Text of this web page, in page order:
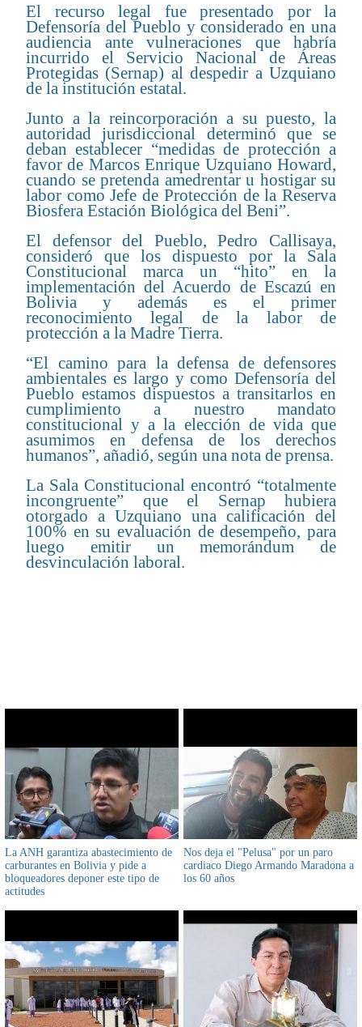
El recurso legal fue presentado por la
Defensoría del Pueblo y considerado en una
audiencia ante vulneraciones que habría
incurrido el Servicio Nacional de Áreas
Protegidas (Sernap) al despedir a Uzquiano
de la institución estatal.
Junto a la reincorporación a su puesto, la
autoridad jurisdiccional determinó que se
deban establecer “medidas de protección a
favor de Marcos Enrique Uzquiano Howard,
cuando se pretenda amedrentar u hostigar su
labor como Jefe de Protección de la Reserva
Biosfera Estación Biológica del Beni”.
El defensor del Pueblo, Pedro Callisaya,
consideró que los dispuesto por la Sala
Constitucional marca un “hito” en la
implementación del Acuerdo de Escazú en
Bolivia y además es el primer
reconocimiento legal de la labor de
protección a la Madre Tierra.
“El camino para la defensa de defensores
ambientales es largo y como Defensoría del
Pueblo estamos dispuestos a transitarlos en
cumplimiento a nuestro mandato
constitucional y a la elección de vida que
asumimos en defensa de los derechos
humanos”, añadió, según una nota de prensa.
La Sala Constitucional encontró “totalmente
incongruente” que el Sernap hubiera
otorgado a Uzquiano una calificación del
100% en su evaluación de desempeño, para
luego emitir un memorándum de
desvinculación laboral.
La ANH garantiza abastecimiento de
carburantes en Bolivia y pide a
bloqueadores deponer este tipo de
actitudes
Nos deja el "Pelusa" por un paro
cardiaco Diego Armando Maradona a
los 60 años